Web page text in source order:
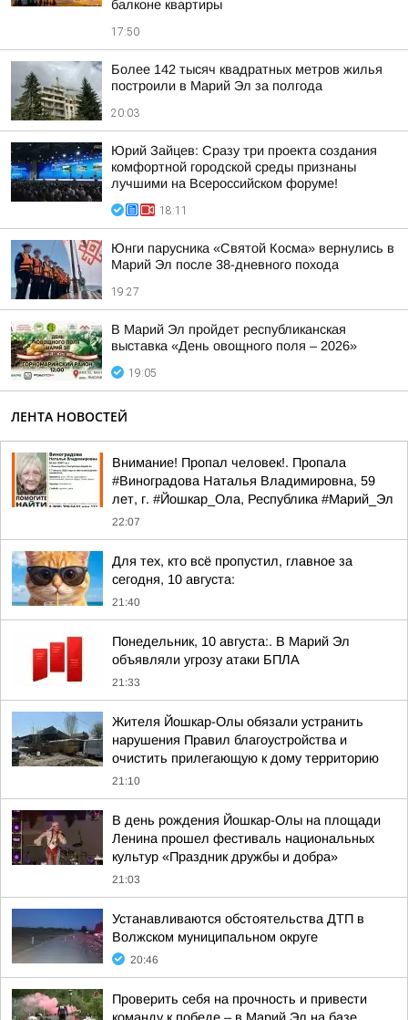
балконе квартиры
17:50
Более 142 тысяч квадратных метров жилья
построили в Марий Эл за полгода
20:03
Юрий Зайцев: Сразу три проекта создания
комфортной городской среды признаны
лучшими на Всероссийском форуме!
18:11
Юнги парусника «Святой Косма» вернулись в
Марий Эл после 38-дневного похода
19:27
В Марий Эл пройдет республиканская
выставка «День овощного поля – 2026»
19:05
ЛЕНТА НОВОСТЕЙ
Внимание! Пропал человек!. Пропала
#Виноградова Наталья Владимировна, 59
лет, г. #Йошкар_Ола, Республика #Марий_Эл
22:07
Для тех, кто всё пропустил, главное за
сегодня, 10 августа:
21:40
Понедельник, 10 августа:. В Марий Эл
объявляли угрозу атаки БПЛА
21:33
Жителя Йошкар-Олы обязали устранить
нарушения Правил благоустройства и
очистить прилегающую к дому территорию
21:10
В день рождения Йошкар-Олы на площади
Ленина прошел фестиваль национальных
культур «Праздник дружбы и добра»
21:03
Устанавливаются обстоятельства ДТП в
Волжском муниципальном округе
20:46
Проверить себя на прочность и привести